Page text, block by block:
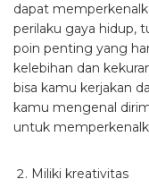
dapat
perilaku gaya hidup,
poin penting yang
kelebihan dan
bisa kamu kerjakan
kamu mengenal
untuk
Miliki kreativitas